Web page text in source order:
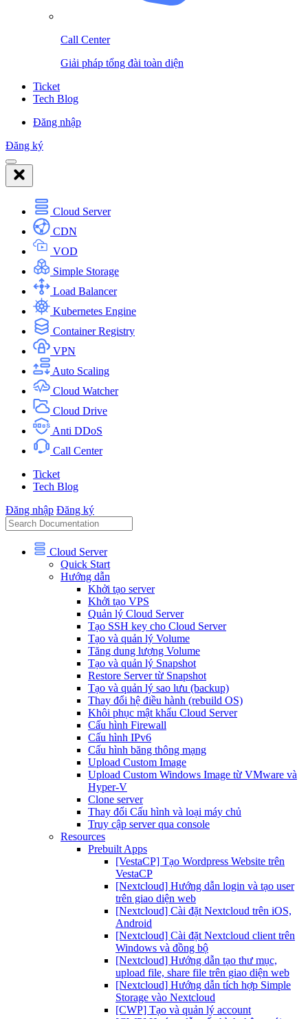
Call Center
Giải pháp tổng đài toàn diện
Ticket
Tech Blog
Đăng nhập
Đăng ký
Cloud Server
CDN
VOD
Simple Storage
Load Balancer
Kubernetes Engine
Container Registry
VPN
Auto Scaling
Cloud Watcher
Cloud Drive
Anti DDoS
Call Center
Ticket
Tech Blog
Đăng nhập Đăng ký
Cloud Server
Quick Start
Hướng dẫn
Khởi tạo server
Khởi tạo VPS
Quản lý Cloud Server
Tạo SSH key cho Cloud Server
Tạo và quản lý Volume
Tăng dung lượng Volume
Tạo và quản lý Snapshot
Restore Server từ Snapshot
Tạo và quản lý sao lưu (backup)
Thay đổi hệ điều hành (rebuild OS)
Khôi phục mật khẩu Cloud Server
Cấu hình Firewall
Cấu hình IPv6
Cấu hình băng thông mạng
Upload Custom Image
Upload Custom Windows Image từ VMware và
Hyper-V
Clone server
Thay đổi Cấu hình và loại máy chủ
Truy cập server qua console
Resources
Prebuilt Apps
[VestaCP] Tạo Wordpress Website trên
VestaCP
[Nextcloud] Hướng dẫn login và tạo user
trên giao diện web
[Nextcloud] Cài đặt Nextcloud trên iOS,
Android
[Nextcloud] Cài đặt Nextcloud client trên
Windows và đồng bộ
[Nextcloud] Hướng dẫn tạo thư mục,
upload file, share file trên giao diện web
[Nextcloud] Hướng dẫn tích hợp Simple
Storage vào Nextcloud
[CWP] Tạo và quản lý account